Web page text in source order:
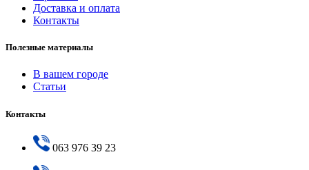
Доставка и оплата
Контакты
Полезные материалы
В вашем городе
Статьи
Контакты
063 976 39 23